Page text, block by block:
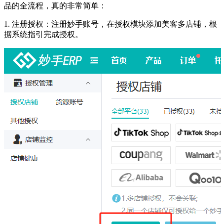
品的全流程，真的非常简单：
1. 注册授权：注册妙手账号，在授权模块添加美客多店铺，根
据系统指引完成授权。